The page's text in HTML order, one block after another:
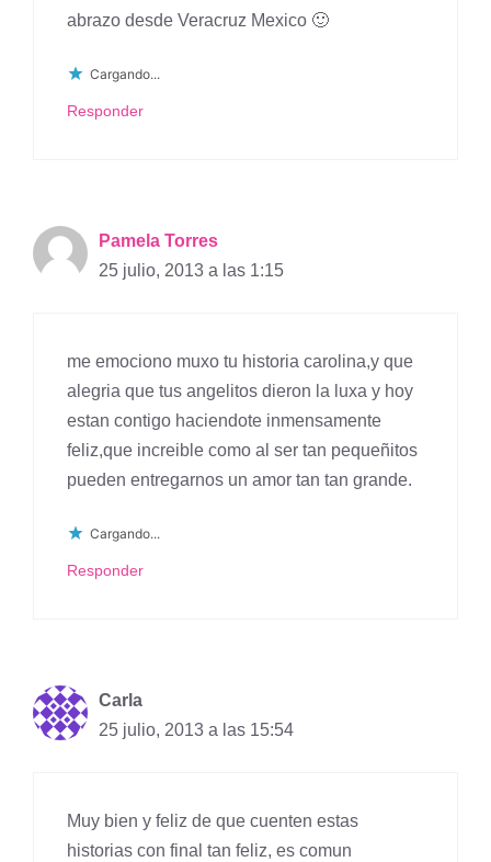
abrazo desde Veracruz Mexico 🙂
Cargando...
Responder
Pamela Torres
25 julio, 2013 a las 1:15
me emociono muxo tu historia carolina,y que
alegria que tus angelitos dieron la luxa y hoy
estan contigo haciendote inmensamente
feliz,que increible como al ser tan pequeñitos
pueden entregarnos un amor tan tan grande.
Cargando...
Responder
Carla
25 julio, 2013 a las 15:54
Muy bien y feliz de que cuenten estas
historias con final tan feliz, es comun